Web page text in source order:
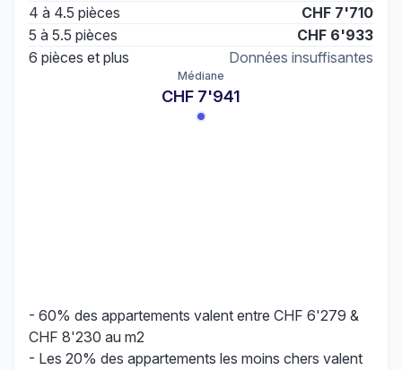
4 à 4.5 pièces
CHF 7'710
5 à 5.5 pièces
CHF 6'933
6 pièces et plus
Données insuffisantes
Médiane
CHF 7'941
- 60% des appartements valent entre CHF 6'279 &
CHF 8'230 au m2
- Les 20% des appartements les moins chers valent